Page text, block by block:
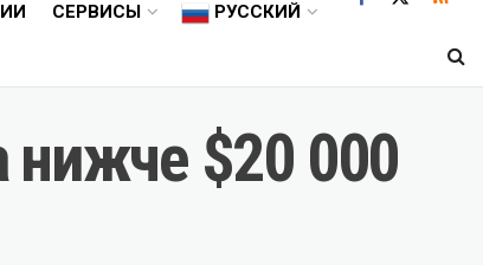
СЕРВИСЫ РУССКИЙ
нижче $20 000